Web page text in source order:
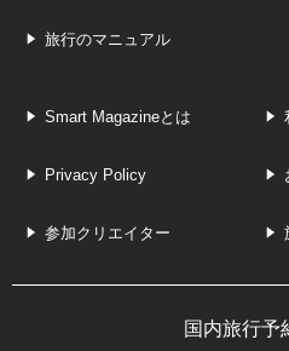
旅行のマニュアル
Smart Magazineとは
Privacy Policy
参加クリエイター
国内旅行予